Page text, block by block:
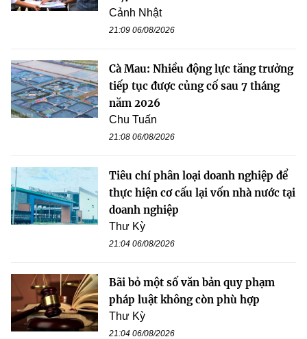
Cảnh Nhật
21:09 06/08/2026
Cà Mau: Nhiều động lực tăng trưởng
tiếp tục được củng cố sau 7 tháng
năm 2026
Chu Tuấn
21:08 06/08/2026
Tiêu chí phân loại doanh nghiệp để
thực hiện cơ cấu lại vốn nhà nước tại
doanh nghiệp
Thư Kỳ
21:04 06/08/2026
Bãi bỏ một số văn bản quy phạm
pháp luật không còn phù hợp
Thư Kỳ
21:04 06/08/2026